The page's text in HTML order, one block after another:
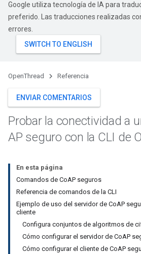
Google utiliza tecnología de IA para
preferido. Las traducciones realizadas
errores.
OpenThread Referencia
ENVIAR COMENTARIOS
Probar la conectividad a
AP seguro con la CLI de
En esta página
Comandos de CoAP seguros
Referencia de comandos de la CLI
Ejemplo de uso del servidor de CoAP
cliente
Configura conjuntos de algoritmos de
Cómo configurar el servidor de CoAP
Cómo configurar el cliente de CoAP